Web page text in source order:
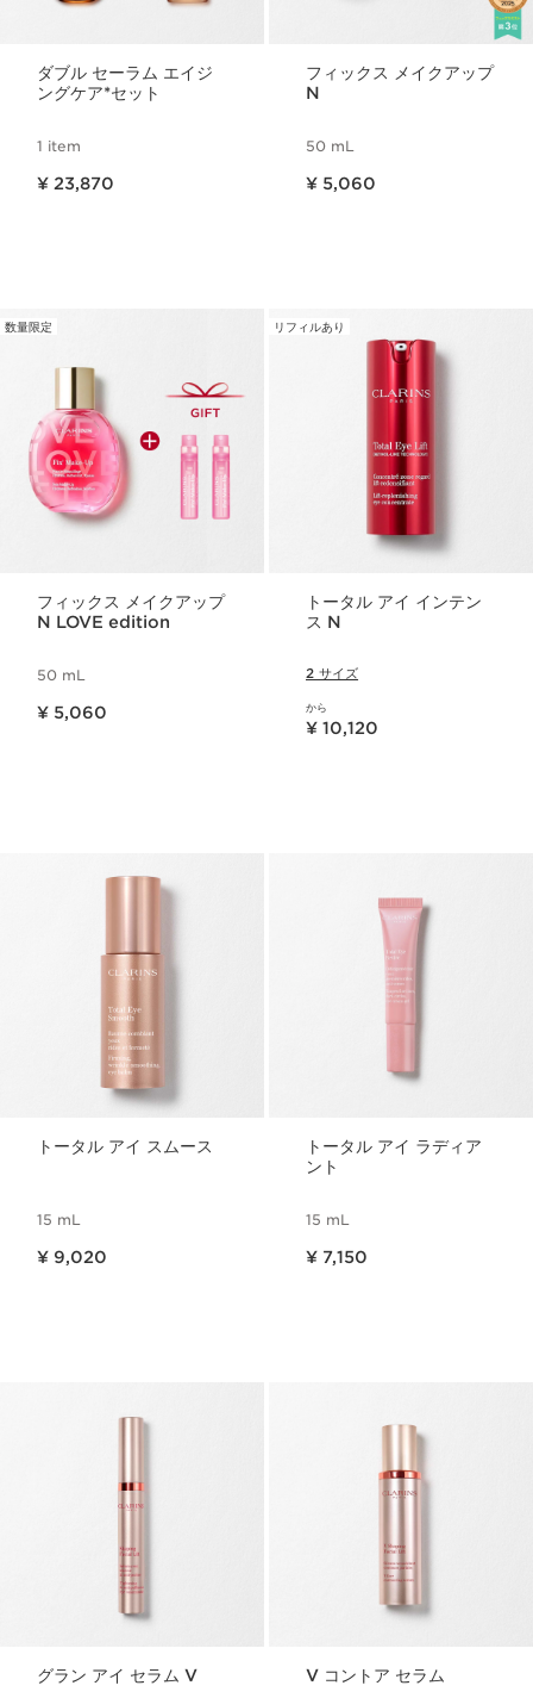
ダブル セーラム エイジ
ングケア*セット
1 item
¥ 23,870
フィックス メイクアップ
N
50 mL
¥ 5,060
数量限定
フィックス メイクアップ
N LOVE edition
50 mL
¥ 5,060
リフィルあり
トータル アイ インテン
ス N
2 サイズ
から
現在表示中の製品の価格 ¥ 10,120
¥ 10,120
トータル アイ スムース
15 mL
¥ 9,020
トータル アイ ラディア
ント
15 mL
¥ 7,150
グラン アイ セラム V V コントア セラム